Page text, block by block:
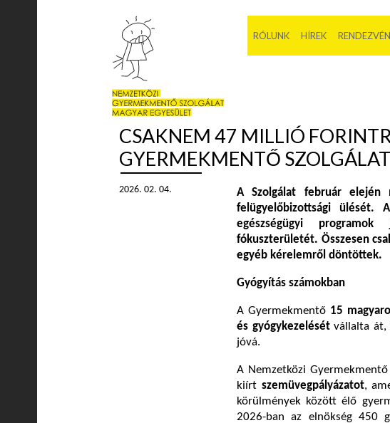
RÓLUNK HÍREK
CSAKNEM 47 MILLIÓ
GYERMEKMENTŐ
2026. 02. 04.
A Szolgálat február elején
felügyelőbizottsági ülését.
egészségügyi
fókuszterületét. Összesen
egyéb kérelemről döntöttek.
Gyógyítás számokban
A Gyermekmentő 15
és gyógykezelésétvállalta át,
jóvá.
A Nemzetközi
kiírt szemüvegpályázatot,
körülmények között élő
2026-ban az elnökség 450